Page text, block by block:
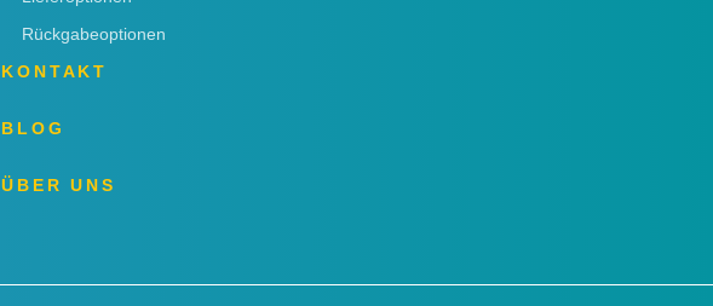
Rückgabeoptionen
KONTAKT
BLOG
ÜBER UNS